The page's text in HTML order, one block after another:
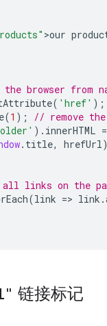
>our
browser from
( 'href' );
(1 );
// remove
). innerHTML =
. title, hrefUrl
links on the
(link => link .
链接标记